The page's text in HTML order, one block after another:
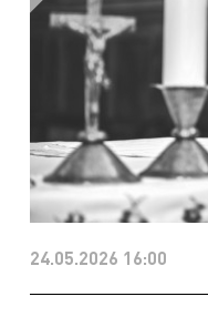
24.05.2026 16:00